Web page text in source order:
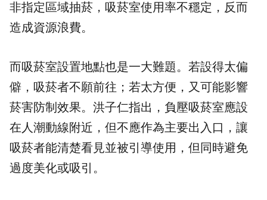
非指定區域抽菸，吸菸室使用率不穩定，反而
造成資源浪費。
而吸菸室設置地點也是一大難題。若設得太偏
僻，吸菸者不願前往；若太方便，又可能影響
菸害防制效果。洪子仁指出，負壓吸菸室應設
在人潮動線附近，但不應作為主要出入口，讓
吸菸者能清楚看見並被引導使用，但同時避免
過度美化或吸引。